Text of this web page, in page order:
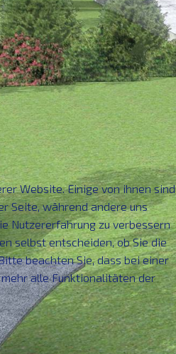
Website. Einige von ihnen sind
Seite, während andere uns
Nutzererfahrung zu verbessern
selbst entscheiden, ob Sie die
beachten Sie, dass bei einer
alle Funktionalitäten der